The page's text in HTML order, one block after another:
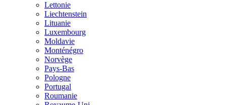
Lettonie
Liechtenstein
Lituanie
Luxembourg
Moldavie
Monténégro
Norvège
Pays-Bas
Pologne
Portugal
Roumanie